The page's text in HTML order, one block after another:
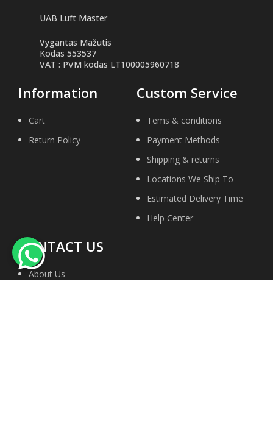
UAB Luft Master
Vygantas Mažutis
Kodas 553537
VAT : PVM kodas LT100005960718
Information
Cart
Return Policy
Custom Service
Tems & conditions
Payment Methods
Shipping & returns
Locations We Ship To
Estimated Delivery Time
Help Center
CONTACT US
About Us